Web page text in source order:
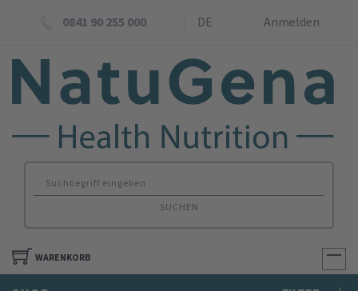
0841 90 255 000 DE Anmelden
SUCHEN
WARENKORB